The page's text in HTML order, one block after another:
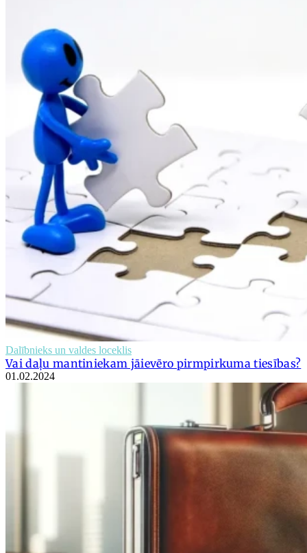
Dalībnieks un valdes loceklis
Vai daļu mantiniekam jāievēro pirmpirkuma tiesības?
01.02.2024